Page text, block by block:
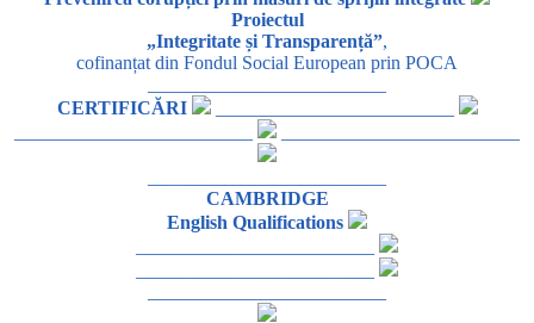
Proiectul
„Integritate și Transparență”,
cofinanțat din Fondul Social European prin POCA
CERTIFICĂRI
_________________________
CAMBRIDGE
English Qualifications